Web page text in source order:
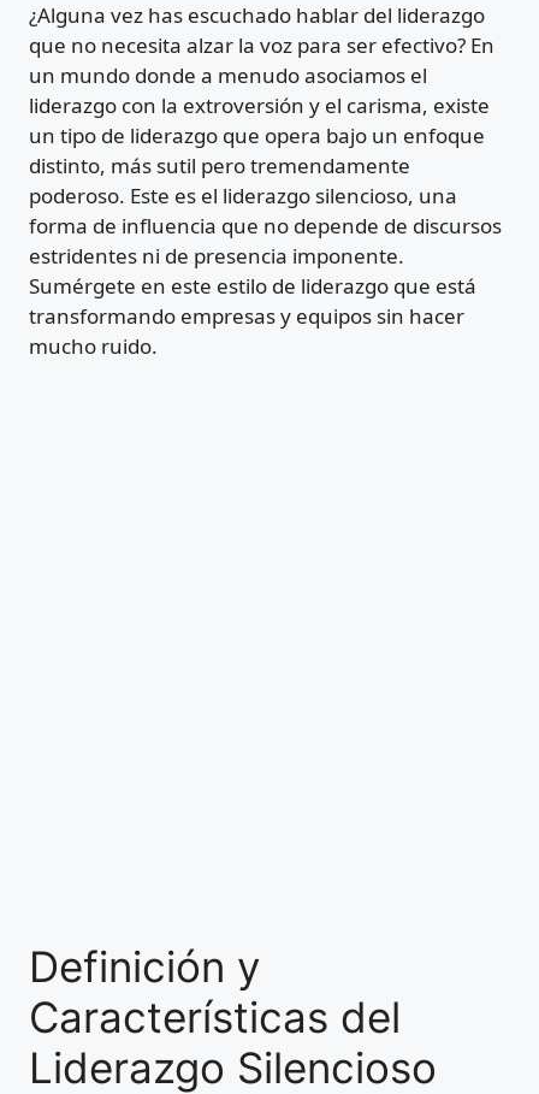
¿Alguna vez has escuchado hablar del liderazgo
que no necesita alzar la voz para ser efectivo? En
un mundo donde a menudo asociamos el
liderazgo con la extroversión y el carisma, existe
un tipo de liderazgo que opera bajo un enfoque
distinto, más sutil pero tremendamente
poderoso. Este es el liderazgo silencioso, una
forma de influencia que no depende de discursos
estridentes ni de presencia imponente.
Sumérgete en este estilo de liderazgo que está
transformando empresas y equipos sin hacer
mucho ruido.
Definición y
Características del
Liderazgo Silencioso